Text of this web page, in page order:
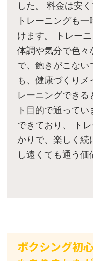
した。 料金は安
トレーニングも
けます。 トレー
体調や気分で色々
で、飽きがこない
も、健康づくりメ
レーニングできる
ト目的で通って
できており、 ト
かりで、楽しく続
し遠くても通う
ボクシング初